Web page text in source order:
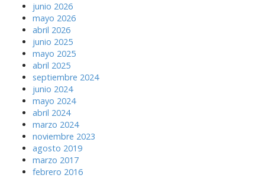
junio 2026
mayo 2026
abril 2026
junio 2025
mayo 2025
abril 2025
septiembre 2024
junio 2024
mayo 2024
abril 2024
marzo 2024
noviembre 2023
agosto 2019
marzo 2017
febrero 2016